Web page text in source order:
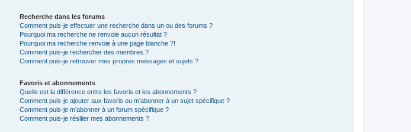
Recherche dans les forums
Comment puis-je effectuer une recherche dans un ou des forums ?
Pourquoi ma recherche ne renvoie aucun résultat ?
Pourquoi ma recherche renvoie à une page blanche ?!
Comment puis-je rechercher des membres ?
Comment puis-je retrouver mes propres messages et sujets ?
Favoris et abonnements
Quelle est la différence entre les favoris et les abonnements ?
Comment puis-je ajouter aux favoris ou m’abonner à un sujet spécifique ?
Comment puis-je m’abonner à un forum spécifique ?
Comment puis-je résilier mes abonnements ?